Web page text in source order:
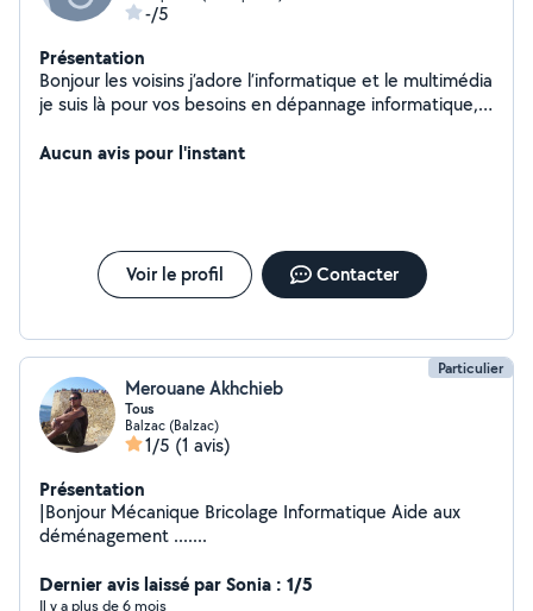
-/5
Présentation
Bonjour les voisins j’adore l’informatique et le multimédia
je suis là pour vos besoins en dépannage informatique,
Aucun avis pour l'instant
Voir le profil Contacter
Particulier
Merouane Akhchieb
Tous
Balzac (Balzac)
1/5 (1 avis)
Présentation
|Bonjour Mécanique Bricolage Informatique Aide aux
déménagement .......
Dernier avis laissé par Sonia : 1/5
Il y a plus de 6 mois